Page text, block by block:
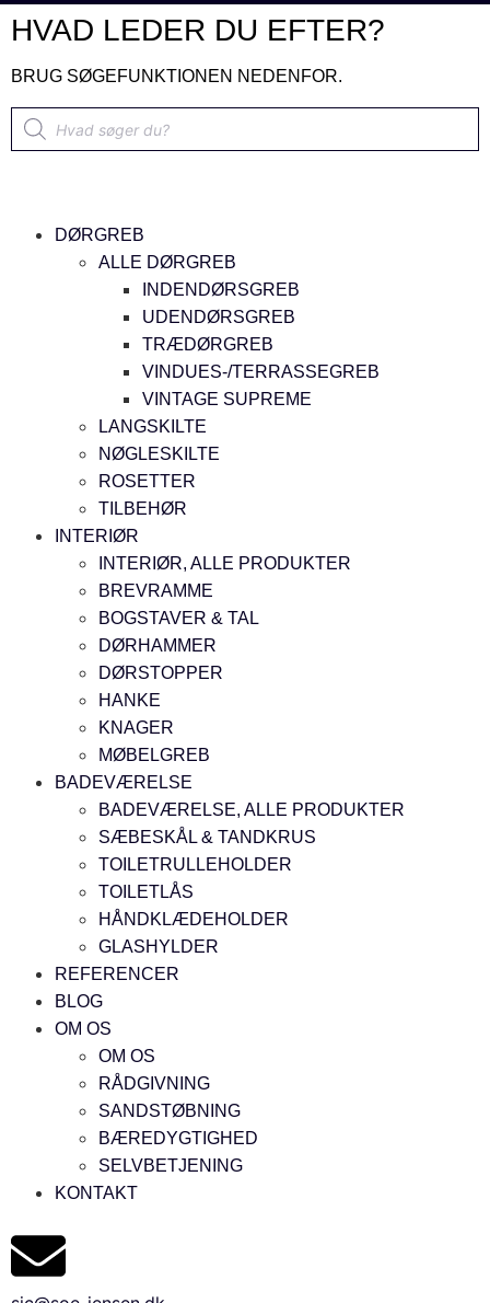
HVAD LEDER DU EFTER?
BRUG SØGEFUNKTIONEN NEDENFOR.
DØRGREB
ALLE DØRGREB
INDENDØRSGREB
UDENDØRSGREB
TRÆDØRGREB
VINDUES-/TERRASSEGREB
VINTAGE SUPREME
LANGSKILTE
NØGLESKILTE
ROSETTER
TILBEHØR
INTERIØR
INTERIØR, ALLE PRODUKTER
BREVRAMME
BOGSTAVER & TAL
DØRHAMMER
DØRSTOPPER
HANKE
KNAGER
MØBELGREB
BADEVÆRELSE
BADEVÆRELSE, ALLE PRODUKTER
SÆBESKÅL & TANDKRUS
TOILETRULLEHOLDER
TOILETLÅS
HÅNDKLÆDEHOLDER
GLASHYLDER
REFERENCER
BLOG
OM OS
OM OS
RÅDGIVNING
SANDSTØBNING
BÆREDYGTIGHED
SELVBETJENING
KONTAKT